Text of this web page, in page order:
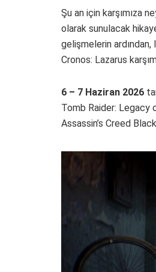
Şu an için karşımıza
olarak sunulacak
gelişmelerin
Cronos: Lazarus
6 – 7 Haziran 2026
Tomb Raider: Legacy
Assassin’s Creed